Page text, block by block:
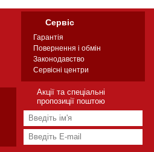
Сервіс
Гарантія
Повернення і обмін
Законодавство
Сервісні центри
Акції та спеціальні
пропозиції поштою